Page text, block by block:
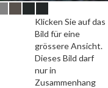
Klicken Sie auf das
Bild für eine
grössere Ansicht.
Dieses Bild darf
nur in
Zusammenhang